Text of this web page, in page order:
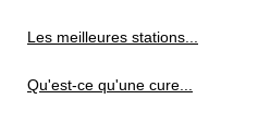
Les meilleures stations...
Qu'est-ce qu'une cure...